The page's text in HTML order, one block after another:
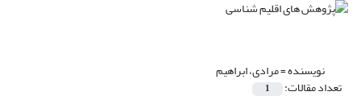
نویسنده =مرادی، ابراهیم
تعداد مقالات: 1